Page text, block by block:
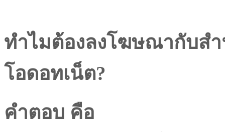
ทำไมต้องลงโฆษณากับสำ
โอดอทเน็ต?
คำตอบ คือ